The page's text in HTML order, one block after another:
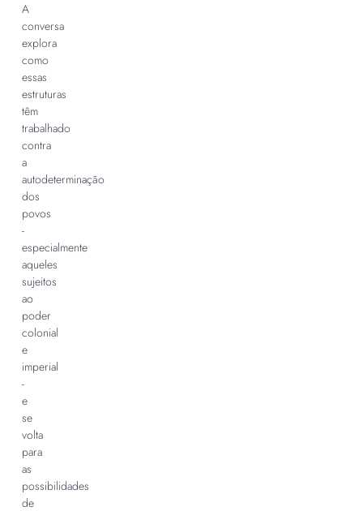
A
conversa
explora
como
essas
estruturas
têm
trabalhado
contra
a
autodeterminação
dos
povos
-
especialmente
aqueles
sujeitos
ao
poder
colonial
e
imperial
-
e
se
volta
para
as
possibilidades
de